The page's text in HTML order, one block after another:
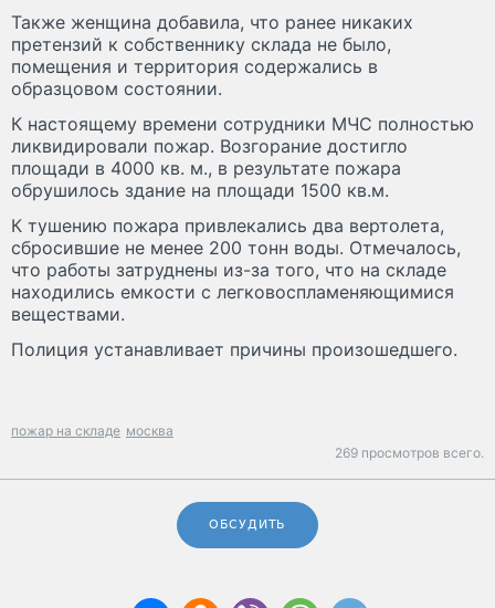
Также женщина добавила, что ранее никаких
претензий к собственнику склада не было,
помещения и территория содержались в
образцовом состоянии.
К настоящему времени сотрудники МЧС полностью
ликвидировали пожар. Возгорание достигло
площади в 4000 кв. м., в результате пожара
обрушилось здание на площади 1500 кв.м.
К тушению пожара привлекались два вертолета,
сбросившие не менее 200 тонн воды. Отмечалось,
что работы затруднены из-за того, что на складе
находились емкости с легковоспламеняющимися
веществами.
Полиция устанавливает причины произошедшего.
пожар на складе москва
269 просмотров всего.
ОБСУДИТЬ